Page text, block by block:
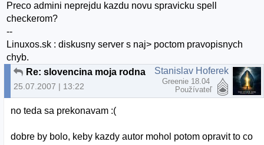
Preco admini neprejdu kazdu novu spravicku spell
checkerom?
--
Linuxos.sk : diskusny server s naj> poctom pravopisnych
chyb.
Re: slovencina moja rodna
25.07.2007 | 13:22
Stanislav Hoferek
Greenie 18.04
Používateľ
no teda sa prekonavam :(
dobre by bolo, keby kazdy autor mohol potom opravit to co